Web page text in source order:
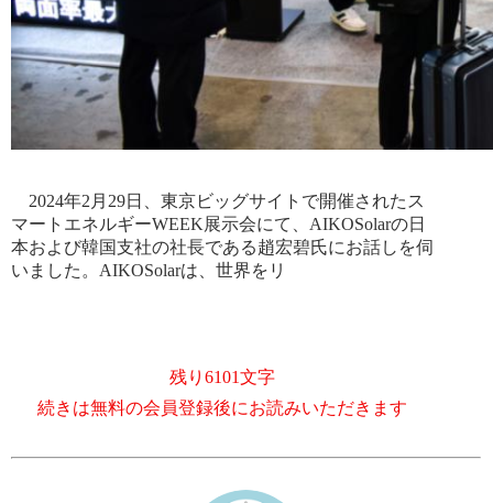
2024年2月29日、東京ビッグサイトで開催されたス
マートエネルギーWEEK展示会にて、AIKOSolarの日
本および韓国支社の社長である趙宏碧氏にお話しを伺
いました。AIKOSolarは、世界をリ
残り6101文字
続きは無料の会員登録後にお読みいただきます